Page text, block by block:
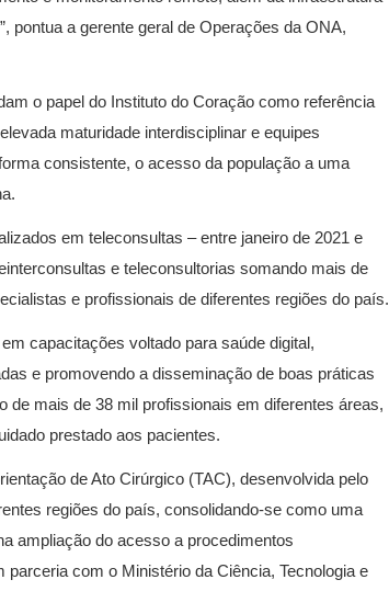
pontua a gerente geral de Operações da ONA,
o papel do Instituto do Coração como referência
maturidade interdisciplinar e equipes
consistente, o acesso da população a uma
em teleconsultas – entre janeiro de 2021 e
e teleconsultorias somando mais de
e profissionais de diferentes regiões do país.
capacitações voltado para saúde digital,
e promovendo a disseminação de boas práticas
mais de 38 mil profissionais em diferentes áreas,
prestado aos pacientes.
de Ato Cirúrgico (TAC), desenvolvida pelo
regiões do país, consolidando-se como uma
ampliação do acesso a procedimentos
com o Ministério da Ciência, Tecnologia e